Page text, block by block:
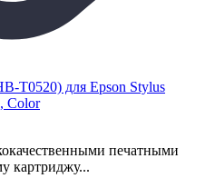
печатными
картриджу...